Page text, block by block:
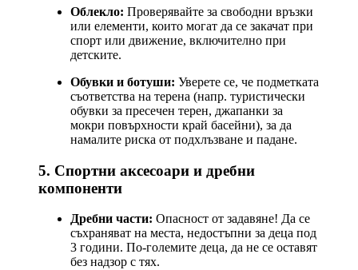
Облекло: Проверявайте за свободни връзки
или елементи, които могат да се закачат при
спорт или движение, включително при
детските.
Обувки и ботуши: Уверете се, че подметката
съответства на терена (напр. туристически
обувки за пресечен терен, джапанки за
мокри повърхности край басейни), за да
намалите риска от подхлъзване и падане.
5. Спортни аксесоари и дребни
компоненти
Дребни части: Опасност от задавяне! Да се
съхраняват на места, недостъпни за деца под
3 години. По-големите деца, да не се оставят
без надзор с тях.